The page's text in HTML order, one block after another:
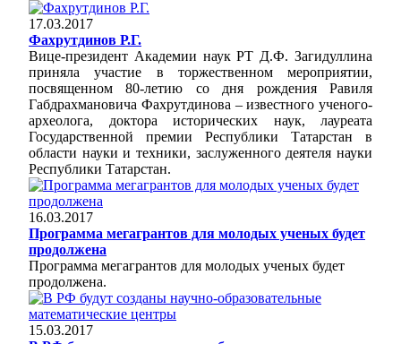
17.03.2017
Фахрутдинов Р.Г.
Вице-президент Академии наук РТ Д.Ф. Загидуллина
приняла участие в торжественном мероприятии,
посвященном 80-летию со дня рождения Равиля
Габдрахмановича Фахрутдинова – известного ученого-
археолога, доктора исторических наук, лауреата
Государственной премии Республики Татарстан в
области науки и техники, заслуженного деятеля науки
Республики Татарстан.
16.03.2017
Программа мегагрантов для молодых ученых будет
продолжена
Программа мегагрантов для молодых ученых будет
продолжена.
15.03.2017